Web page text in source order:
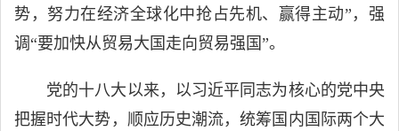
势，努力在经济全球化中抢占先机、赢得主动”，强
调“要加快从贸易大国走向贸易强国”。
党的十八大以来，以习近平同志为核心的党中央
把握时代大势，顺应历史潮流，统筹国内国际两个大